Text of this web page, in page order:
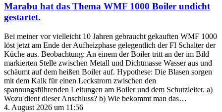
Marabu hat das Thema WMF 1000 Boiler undicht
gestartet.
Bei meiner vor vielleicht 10 Jahren gebraucht gekauften WMF 1000
löst jetzt am Ende der Aufheizphase gelegentlich der FI Schalter der
Küche aus. Beobachtung: An einem der Boiler tritt an der im Bild
markierten Stelle zwischen Metall und Dichtmasse Wasser aus und
schäumt auf dem heißen Boiler auf. Hypothese: Die Blasen sorgen
mit dem Kalk für einen Leckstrom zwischen den
spannungsführenden Leitungen am Boiler und dem Schutzleiter. a)
Wozu dient dieser Anschluss? b) Wie bekommt man das…
4. August 2026 um 11:56